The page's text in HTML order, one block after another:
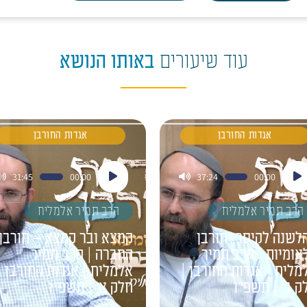
עוד שיעורים באותו הנושא
אגדות החורבן
00:00
37:24
הרב תמיר אלמליח
לקיסר- חורבן
| הרב תמיר
| אגדות החורבן |
ב' | תשפ"ו
אגדות החורבן
נגן
אודיו
00:00
31:45
הרב תמיר אלמליח
קמצא ובר קמצא –
החברה | הרב תמיר
אלמליח | אגדות
חלק א' | תשפ"ו